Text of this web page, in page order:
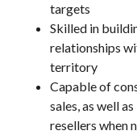
targets
Skilled in
relationships
territory
Capable of
sales, as well
resellers when